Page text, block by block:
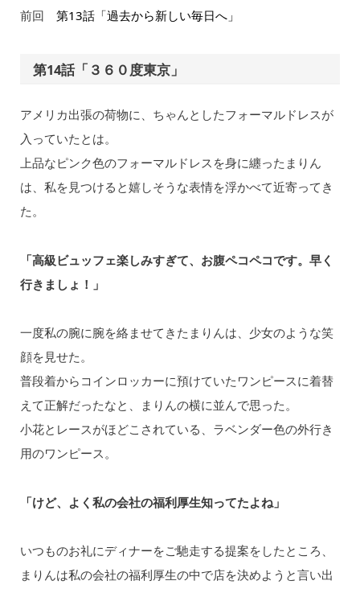
前回 第13話「過去から新しい毎日へ」
第14話「３６０度東京」
アメリカ出張の荷物に、ちゃんとしたフォーマルドレスが
入っていたとは。
上品なピンク色のフォーマルドレスを身に纏ったまりん
は、私を見つけると嬉しそうな表情を浮かべて近寄ってき
た。
「高級ビュッフェ楽しみすぎて、お腹ペコペコです。早く
行きましょ！」
一度私の腕に腕を絡ませてきたまりんは、少女のような笑
顔を見せた。
普段着からコインロッカーに預けていたワンピースに着替
えて正解だったなと、まりんの横に並んで思った。
小花とレースがほどこされている、ラベンダー色の外行き
用のワンピース。
「けど、よく私の会社の福利厚生知ってたよね」
いつものお礼にディナーをご馳走する提案をしたところ、
まりんは私の会社の福利厚生の中で店を決めようと言い出